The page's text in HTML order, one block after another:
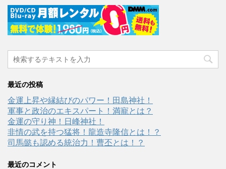
最近の投稿
金運上昇や縁結びのパワー！田島神社！
軍事と政治のエキスパート！満寵とは？
金運の守り神！日峰神社！
非情の武を持つ猛将！龍造寺隆信とは！？
司馬懿も認める統治力！曹丕とは！？
最近のコメント